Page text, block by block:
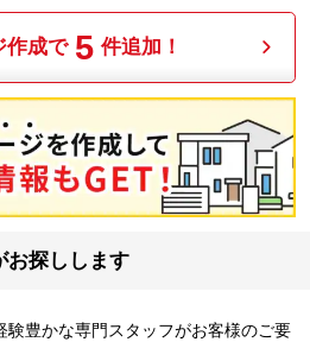
作成で 5 件追加！
お探しします
験豊かな専門スタッフがお客様のご要